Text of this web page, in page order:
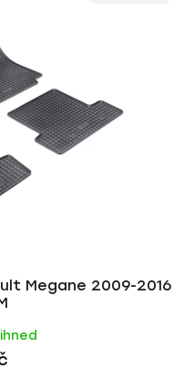
Megane 2009-2016